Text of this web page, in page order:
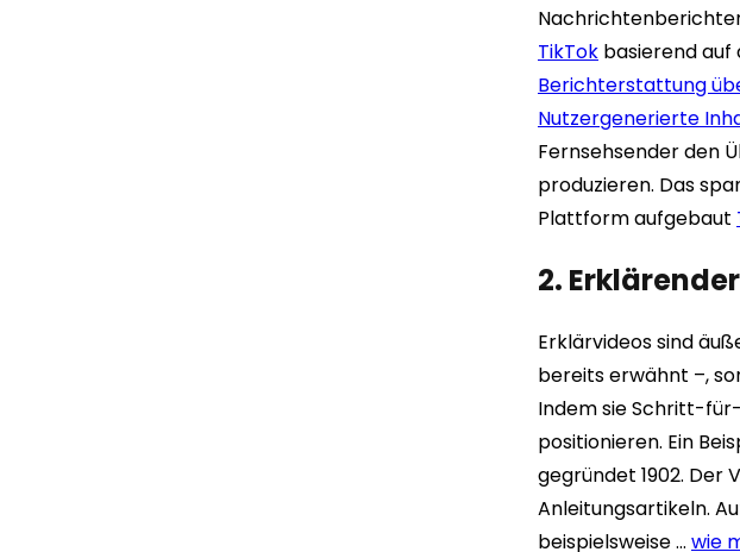
TikTok basierend
Berichterstattung
Nutzergenerierte
Fernsehsender den
produzieren. Das
Plattform aufgebaut
2.
Erklärvideos sind
bereits erwähnt –,
Indem sie Schritt-
positionieren. Ein
gegründet 1902. Der
Anleitungsartikeln.
beispielsweise … wie